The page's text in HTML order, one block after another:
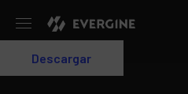
Login
Descargar